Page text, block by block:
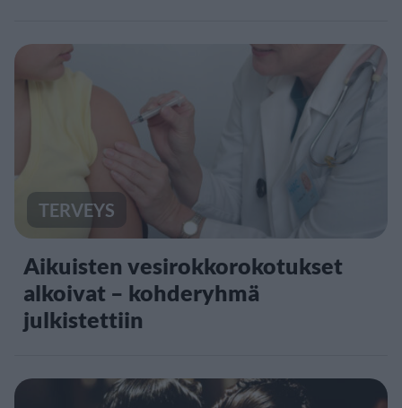
TERVEYS
Aikuisten vesirokkorokotukset
alkoivat – kohderyhmä
julkistettiin